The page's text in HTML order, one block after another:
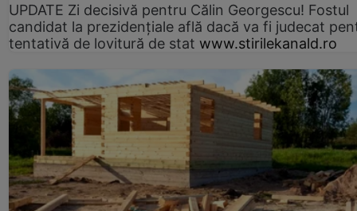
UPDATE Zi decisivă pentru Călin Georgescu! Fostul
candidat la prezidențiale află dacă va fi judecat
tentativă de lovitură de stat www.stirilekanald.ro